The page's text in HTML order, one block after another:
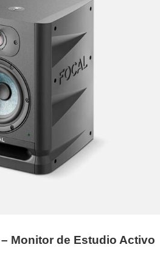
Monitor de Estudio Activo